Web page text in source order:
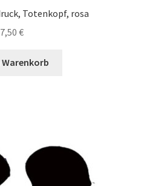
Totenkopf, rosa
7,50 €
Warenkorb